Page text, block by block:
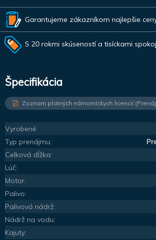
Garantujeme zákazníkom najlepšie
S 20 rokmi skúseností a tisíckami
Špecifikácia
Zoznam platných námorníckych licencií
Vyrobené:
Typ prenájmu:
Celková dĺžka:
Lúč:
Motor:
Palivo:
Palivová nádrž:
Nádrž na vodu:
Kajuty: